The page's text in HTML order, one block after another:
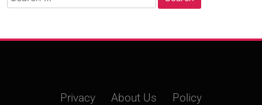
for:
Privacy About Us
Policy